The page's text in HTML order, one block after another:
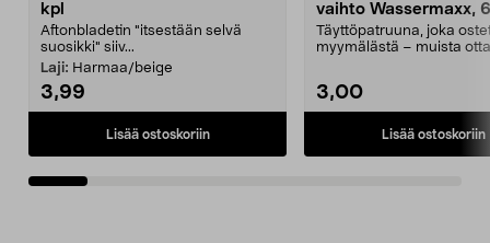
kpl
Aftonbladetin "itsestään selvä
suosikki" siiv...
Laji: Harmaa/beige
3,99
Lisää ostoskoriin
vaihto Wassermaxx,
Täyttöpatruuna, joka
myymälästä – muista
3,00
Lisää ostoskoriin